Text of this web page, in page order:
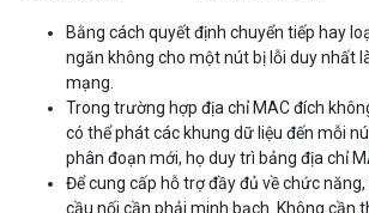
Bằng cách quyết định chuyển tiếp hay
ngăn không cho một nút bị lỗi duy nhất
mạng.
Trong trường hợp địa chỉ MAC đích
có thể phát các khung dữ liệu đến mỗi
phân đoạn mới, họ duy trì bảng địa chỉ
Để cung cấp hỗ trợ đầy đủ về chức
cầu nối cần phải minh bạch. Không cần